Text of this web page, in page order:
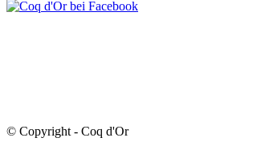
© Copyright - Coq d'Or